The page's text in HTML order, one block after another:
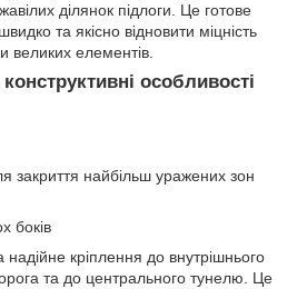
ділянок підлоги. Це готове
та якісно відновити міцність
великих елементів.
особливості
закриття найбільш уражених зон
боків
кріплення до внутрішнього
та до центрального тунелю. Це